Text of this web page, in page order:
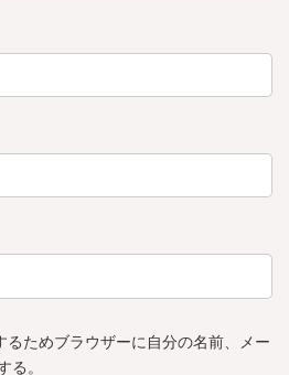
るためブラウザーに自分の名前、メー
る。